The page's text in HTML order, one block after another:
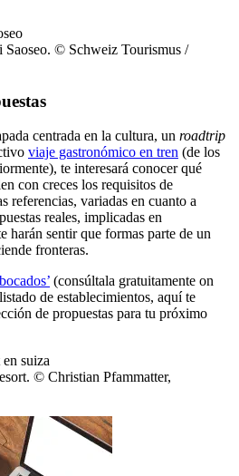
Saoseo. © Schweiz Tourismus /
centrada en la cultura, un roadtrip
viaje gastronómico en tren (de los
te interesará conocer qué
con creces los requisitos de
referencias, variadas en cuanto a
reales, implicadas en
harán sentir que formas parte de un
fronteras.
(consúltala gratuitamente on
de establecimientos, aquí te
de propuestas para tu próximo
© Christian Pfammatter,